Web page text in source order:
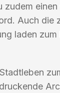
zudem
Auch die
laden zum